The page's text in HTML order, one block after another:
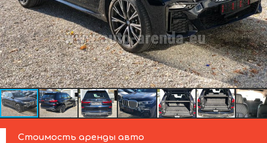
Стоимость аренды авто